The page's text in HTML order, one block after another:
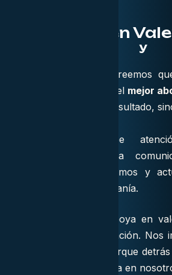
Abogados en
Compromiso y
creemos
gana con hechos. Ser el mejor
no depende solo del resultado,
Cada cliente recibe
intermediarios, y una
Escuchamos, planificamos y
pero también con cercanía.
Nuestro trabajo se apoya en
responsabilidad y vocación. Nos
grande o pequeño, porque
una persona que confía en